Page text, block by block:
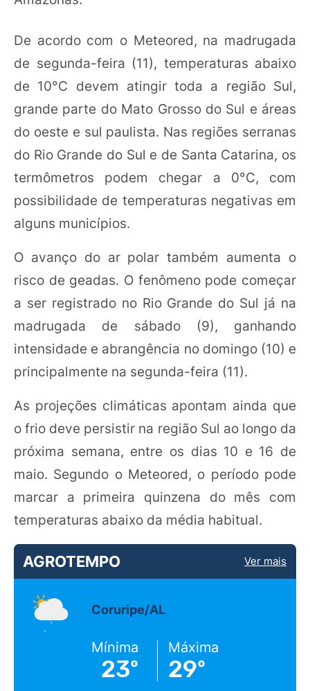
De acordo com o Meteored, na madrugada
de segunda-feira (11), temperaturas abaixo
de 10°C devem atingir toda a região Sul,
grande parte do Mato Grosso do Sul e áreas
do oeste e sul paulista. Nas regiões serranas
do Rio Grande do Sul e de Santa Catarina, os
termômetros podem chegar a 0°C, com
possibilidade de temperaturas negativas em
alguns municípios.
O avanço do ar polar também aumenta o
risco de geadas. O fenômeno pode começar
a ser registrado no Rio Grande do Sul já na
madrugada de sábado (9), ganhando
intensidade e abrangência no domingo (10) e
principalmente na segunda-feira (11).
As projeções climáticas apontam ainda que
o frio deve persistir na região Sul ao longo da
próxima semana, entre os dias 10 e 16 de
maio. Segundo o Meteored, o período pode
marcar a primeira quinzena do mês com
temperaturas abaixo da média habitual.
AGROTEMPO Ver mais
Coruripe/AL
Mínima
23º
Máxima
29º